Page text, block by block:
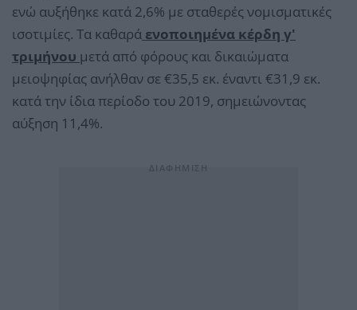
ενώ αυξήθηκε κατά 2,6% με σταθερές νομισματικές
ισοτιμίες. Τα καθαρά ενοποιημένα κέρδη γ'
τριμήνου μετά από φόρους και δικαιώματα
μειοψηφίας ανήλθαν σε €35,5 εκ. έναντι €31,9 εκ.
κατά την ίδια περίοδο του 2019, σημειώνοντας
αύξηση 11,4%.